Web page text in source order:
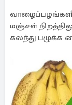
மஞ்சள்
கலந்து பழுக்க